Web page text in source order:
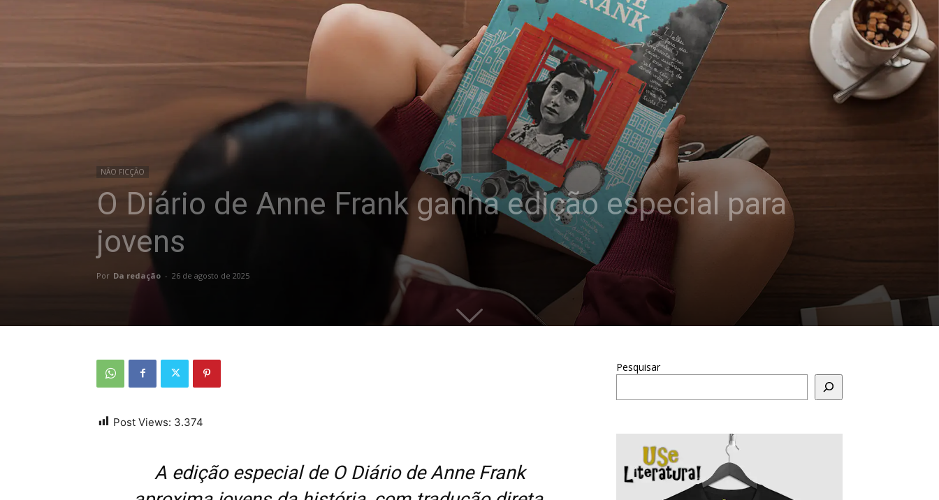
NÃO FICÇÃO
O Diário de Anne Frank ganha edição especial para
jovens
Por Da redação - 26 de agosto de 2025
Post Views: 3.374
A edição especial de O Diário de Anne Frank
Pesquisar